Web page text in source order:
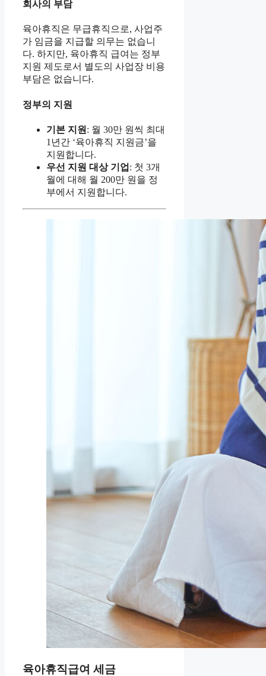
회사의 부담
육아휴직은 무급휴직으로, 사업주
가 임금을 지급할 의무는 없습니
다. 하지만, 육아휴직 급여는 정부
지원 제도로서 별도의 사업장 비용
부담은 없습니다.
정부의 지원
기본 지원 : 월 30만 원씩 최대
1년간 ‘육아휴직 지원금’을
지원합니다.
우선 지원 대상 기업 : 첫 3개
월에 대해 월 200만 원을 정
부에서 지원합니다.
육아휴직급여 세금